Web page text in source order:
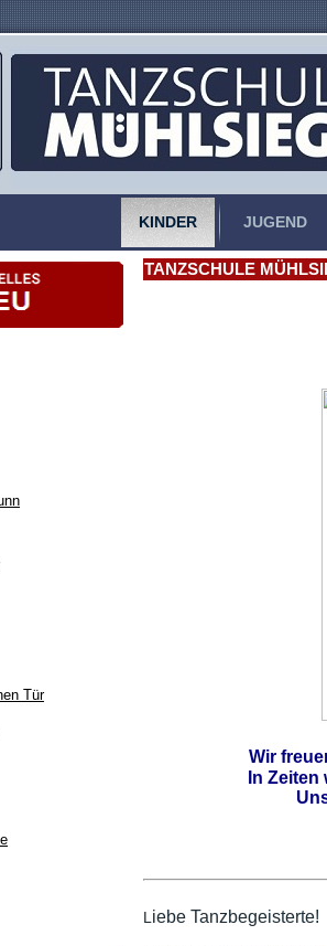
KINDER JUGEND
Tür
TANZSCHULE
Wir
In
L iebe Tanzbegeisterte!